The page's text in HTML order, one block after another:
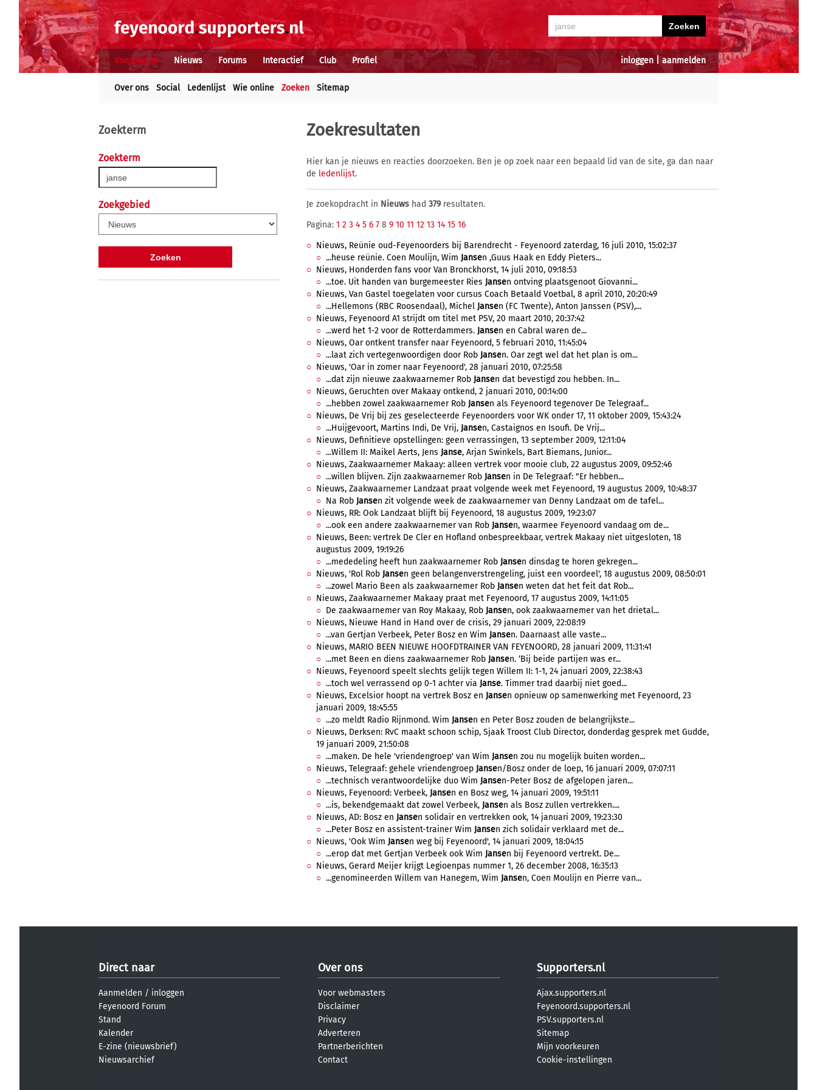
inloggen aanmelden
Voorpagina Nieuws Forums Interactief Club Profiel
Over ons Social Ledenlijst Wie online Zoeken Sitemap
Zoekterm
Zoekterm
Zoekgebied
Zoekresultaten
Hier kan je nieuws en reacties doorzoeken. Ben je op zoek naar een bepaald lid van de site, ga dan naar
de ledenlijst.
Je zoekopdracht in Nieuws had 379resultaten.
Pagina: 1 2 3 4 5 6 7 8 9 10 11 12 13 14 15 16
Nieuws, Reünie oud-Feyenoorders bij Barendrecht - Feyenoord zaterdag, 16 juli 2010, 15:02:37
...heuse reünie. Coen Moulijn, Wim Jansen ,Guus Haak en Eddy Pieters...
Nieuws, Honderden fans voor Van Bronckhorst, 14 juli 2010, 09:18:53
...toe. Uit handen van burgemeester Ries Jansen ontving plaatsgenoot Giovanni...
Nieuws, Van Gastel toegelaten voor cursus Coach Betaald Voetbal, 8 april 2010, 20:20:49
...Hellemons (RBC Roosendaal), Michel Jansen (FC Twente), Anton Janssen (PSV),...
Nieuws, Feyenoord A1 strijdt om titel met PSV, 20 maart 2010, 20:37:42
...werd het 1-2 voor de Rotterdammers. Jansen en Cabral waren de...
Nieuws, Oar ontkent transfer naar Feyenoord, 5 februari 2010, 11:45:04
...laat zich vertegenwoordigen door Rob Jansen. Oar zegt wel dat het plan is om...
Nieuws, 'Oar in zomer naar Feyenoord', 28 januari 2010, 07:25:58
...dat zijn nieuwe zaakwaarnemer Rob Jansen dat bevestigd zou hebben. In...
Nieuws, Geruchten over Makaay ontkend, 2 januari 2010, 00:14:00
...hebben zowel zaakwaarnemer Rob Jansen als Feyenoord tegenover De Telegraaf...
Nieuws, De Vrij bij zes geselecteerde Feyenoorders voor WK onder 17, 11 oktober 2009, 15:43:24
...Huijgevoort, Martins Indi, De Vrij, Jansen, Castaignos en Isoufi. De Vrij...
Nieuws, Definitieve opstellingen: geen verrassingen, 13 september 2009, 12:11:04
...Willem II: Maikel Aerts, Jens Janse, Arjan Swinkels, Bart Biemans, Junior...
Nieuws, Zaakwaarnemer Makaay: alleen vertrek voor mooie club, 22 augustus 2009, 09:52:46
...willen blijven. Zijn zaakwaarnemer Rob Jansen in De Telegraaf: "Er hebben...
Nieuws, Zaakwaarnemer Landzaat praat volgende week met Feyenoord, 19 augustus 2009, 10:48:37
Na Rob Jansen zit volgende week de zaakwaarnemer van Denny Landzaat om de tafel...
Nieuws, RR: Ook Landzaat blijft bij Feyenoord, 18 augustus 2009, 19:23:07
...ook een andere zaakwaarnemer van Rob Jansen, waarmee Feyenoord vandaag om de...
Nieuws, Been: vertrek De Cler en Hofland onbespreekbaar, vertrek Makaay niet uitgesloten, 18
augustus 2009, 19:19:26
...mededeling heeft hun zaakwaarnemer Rob Jansen dinsdag te horen gekregen...
Nieuws, 'Rol Rob Jansen geen belangenverstrengeling, juist een voordeel', 18 augustus 2009, 08:50:01
...zowel Mario Been als zaakwaarnemer Rob Jansen weten dat het feit dat Rob...
Nieuws, Zaakwaarnemer Makaay praat met Feyenoord, 17 augustus 2009, 14:11:05
De zaakwaarnemer van Roy Makaay, Rob Jansen, ook zaakwaarnemer van het drietal...
Nieuws, Nieuwe Hand in Hand over de crisis, 29 januari 2009, 22:08:19
...van Gertjan Verbeek, Peter Bosz en Wim Jansen. Daarnaast alle vaste...
Nieuws, MARIO BEEN NIEUWE HOOFDTRAINER VAN FEYENOORD, 28 januari 2009, 11:31:41
...met Been en diens zaakwaarnemer Rob Jansen. ‘Bij beide partijen was er...
Nieuws, Feyenoord speelt slechts gelijk tegen Willem II: 1-1, 24 januari 2009, 22:38:43
...toch wel verrassend op 0-1 achter via Janse. Timmer trad daarbij niet goed...
Nieuws, Excelsior hoopt na vertrek Bosz en Jansen opnieuw op samenwerking met Feyenoord, 23
januari 2009, 18:45:55
...zo meldt Radio Rijnmond. Wim Jansen en Peter Bosz zouden de belangrijkste...
Nieuws, Derksen: RvC maakt schoon schip, Sjaak Troost Club Director, donderdag gesprek met Gudde,
19 januari 2009, 21:50:08
...maken. De hele 'vriendengroep' van Wim Jansen zou nu mogelijk buiten worden...
Nieuws, Telegraaf: gehele vriendengroep Jansen/Bosz onder de loep, 16 januari 2009, 07:07:11
...technisch verantwoordelijke duo Wim Jansen-Peter Bosz de afgelopen jaren...
Nieuws, Feyenoord: Verbeek, Jansen en Bosz weg, 14 januari 2009, 19:51:11
...is, bekendgemaakt dat zowel Verbeek, Jansen als Bosz zullen vertrekken....
Nieuws, AD: Bosz en Jansen solidair en vertrekken ook, 14 januari 2009, 19:23:30
...Peter Bosz en assistent-trainer Wim Jansen zich solidair verklaard met de...
Nieuws, 'Ook Wim Jansen weg bij Feyenoord', 14 januari 2009, 18:04:15
...erop dat met Gertjan Verbeek ook Wim Jansen bij Feyenoord vertrekt. De...
Nieuws, Gerard Meijer krijgt Legioenpas nummer 1, 26 december 2008, 16:35:13
...genomineerden Willem van Hanegem, Wim Jansen, Coen Moulijn en Pierre van...
Direct naar
Aanmelden / inloggen
Feyenoord Forum
Stand
Kalender
E-zine (nieuwsbrief)
Nieuwsarchief
Over ons
Voor webmasters
Disclaimer
Privacy
Adverteren
Partnerberichten
Contact
Supporters.nl
Ajax.supporters.nl
Feyenoord.supporters.nl
PSV.supporters.nl
Sitemap
Mijn voorkeuren
Cookie-instellingen